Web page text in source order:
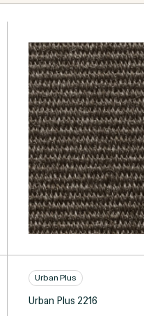
Urban Plus
Urban Plus 2216